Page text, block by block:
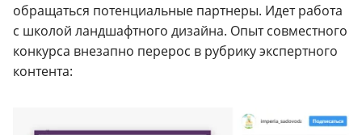
обращаться потенциальные партнеры. Идет работа
с школой ландшафтного дизайна. Опыт совместного
конкурса внезапно перерос в рубрику экспертного
контента: